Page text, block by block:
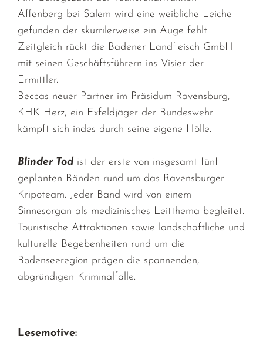
Affenberg bei Salem wird eine weibliche Leiche
gefunden der skurrilerweise ein Auge fehlt.
Zeitgleich rückt die Badener Landfleisch GmbH
mit seinen Geschäftsführern ins Visier der
Ermittler.
Beccas neuer Partner im Präsidum Ravensburg,
KHK Herz, ein Exfeldjäger der Bundeswehr
kämpft sich indes durch seine eigene Hölle.
Blinder Tod ist der erste von insgesamt fünf
geplanten Bänden rund um das Ravensburger
Kripoteam. Jeder Band wird von einem
Sinnesorgan als medizinisches Leitthema begleitet.
Touristische Attraktionen sowie landschaftliche und
kulturelle Begebenheiten rund um die
Bodenseeregion prägen die spannenden,
abgründigen Kriminalfälle.
Lesemotive: